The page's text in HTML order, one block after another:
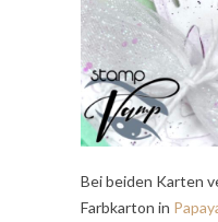
Bei beiden Karten
Farbkarton in